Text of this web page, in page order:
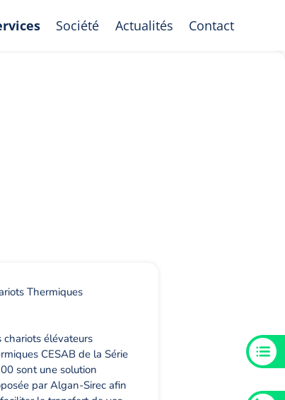
Société Actualités Contact
Thermiques
chariots élévateurs
CESAB de la Série
sont une solution
par Algan-Sirec afin